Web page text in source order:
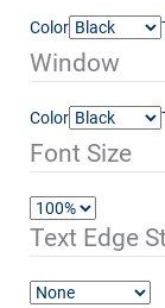
Color
Window
Color
Font Size
Text Edge